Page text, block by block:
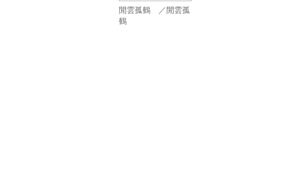
閒雲孤鶴 ／閒雲孤
鶴